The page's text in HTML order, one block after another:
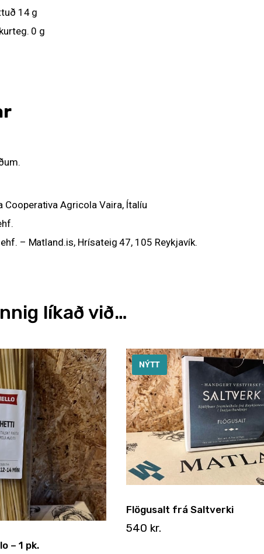
14 g
0 g
Cooperativa Agricola Vaira, Ítalíu
– Matland.is, Hrísateig 47, 105 Reykjavík.
líkað við…
– 1 pk.
NÝTT
Flögusalt frá Saltverki
540 kr.